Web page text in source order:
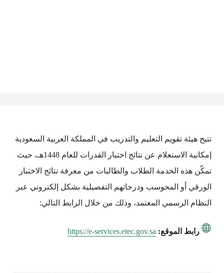
تتيح هيئة تقويم التعليم والتدريب في المملكة العربية السعودية
إمكانية الاستعلام عن نتائج اختبار القدرات للعام 1448هـ، حيث
تمكّن هذه الخدمة الطلاب والطالبات من معرفة نتائج الاختبار
الورقي أو المحوسب ودرجاتهم التفصيلية بشكل إلكتروني عبر
النظام الرسمي المعتمد، وذلك من خلال الرابط التالي:
رابط الموقع: https://e-services.etec.gov.sa